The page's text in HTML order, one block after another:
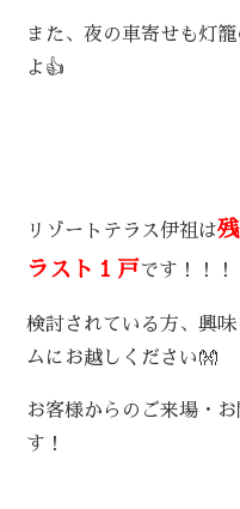
また、夜の車寄せも灯
よ👍
リゾートテラス伊祖は
ラスト１戸です！！！
検討されている方、興
ムにお越しください👐
お客様からのご来場・
す！